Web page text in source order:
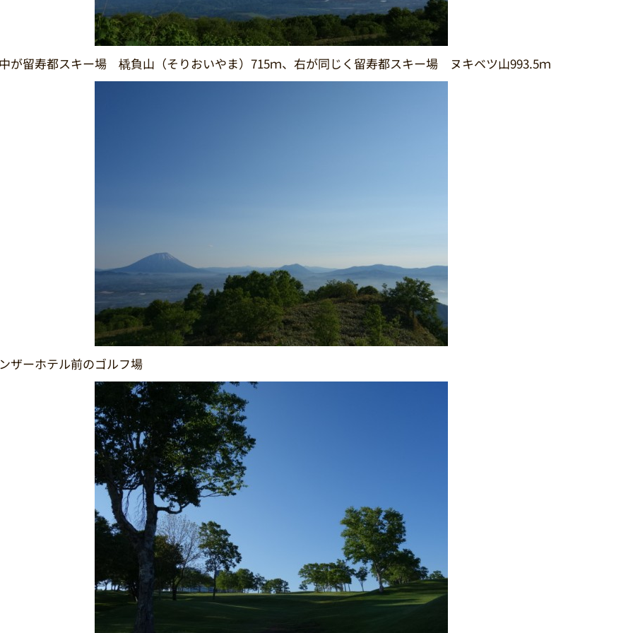
が留寿都スキー場 橇負山（そりおいやま）715ｍ、右が同じく留寿都スキー場 ヌキベツ山993.5ｍ
ザーホテル前のゴルフ場